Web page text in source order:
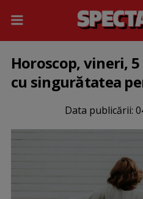
Horoscop, vineri,
cu singurătatea
Data publicării: